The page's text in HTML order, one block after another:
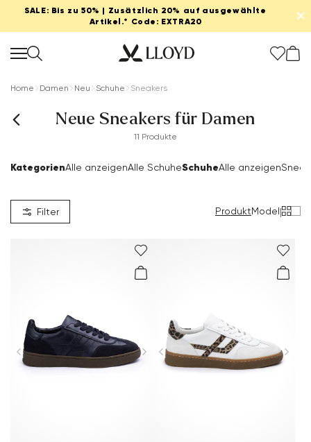
SALE: Bis zu 50% | Zusätzlich 20% auf ausgewählte
Artikel.* Code: EXTRA20
✕
Home Damen Neu Schuhe Sneakers
Neue Sneakers für Damen
11 Produkte
KategorienAlle anzeigenAlle SchuheSchuheAlle anzeigen
Filter ProduktModel|